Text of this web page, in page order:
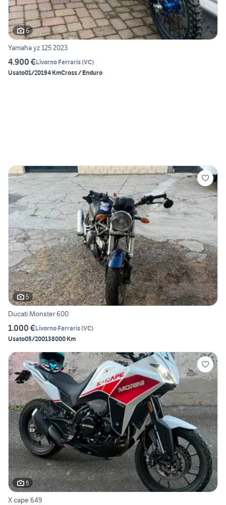
6
Yamaha yz 125 2023
4.900 €Livorno Ferraris(VC)
Usato01/20194 KmCross / Enduro
5
Ducati Monster 600
1.000 €Livorno Ferraris(VC)
Usato05/200138000 Km
5
X cape 649